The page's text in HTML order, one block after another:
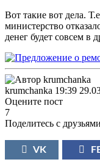
Вот такие вот дела.
министерство
денег будет совсем в
krumchanka 19:39
Оцените пост
7
Поделитесь с друзьями
VK